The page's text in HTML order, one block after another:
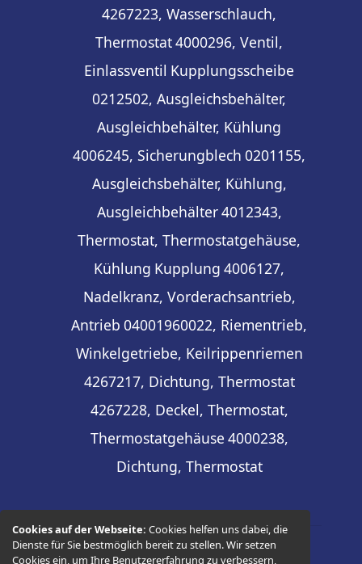
Cookies auf der Webseite:Cookies helfen uns dabei, die
Dienste für Sie bestmöglich bereit zu stellen. Wir setzen
Cookies ein, um Ihre Benutzererfahrung zu verbessern,
4267223, Wasserschlauch,
Thermostat4000296, Ventil,
Einlassventil Kupplungsscheibe
0212502, Ausgleichsbehälter,
Ausgleichbehälter, Kühlung
4006245, Sicherungblech 0201155,
Ausgleichsbehälter, Kühlung,
Ausgleichbehälter4012343,
Thermostat, Thermostatgehäuse,
Kühlung Kupplung 4006127,
Nadelkranz, Vorderachsantrieb,
Antrieb 04001960022, Riementrieb,
Winkelgetriebe, Keilrippenriemen
4267217, Dichtung, Thermostat
4267228, Deckel, Thermostat,
Thermostatgehäuse 4000238,
Dichtung, Thermostat